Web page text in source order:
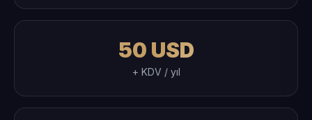
50 USD
+ KDV / yıl